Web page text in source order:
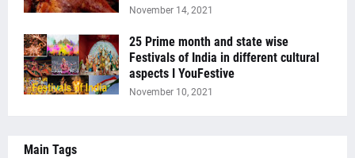
November 14, 2021
25 Prime month and state wise
Festivals of India in different cultural
aspects I YouFestive
November 10, 2021
Main Tags